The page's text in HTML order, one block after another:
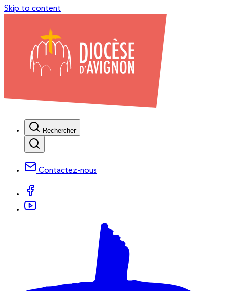
Skip to content
Rechercher
Contactez-nous